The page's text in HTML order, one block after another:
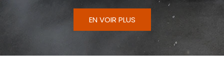
EN VOIR PLUS